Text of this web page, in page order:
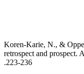
Koren-Karie, N., &
retrospect and prospect.
223-236.